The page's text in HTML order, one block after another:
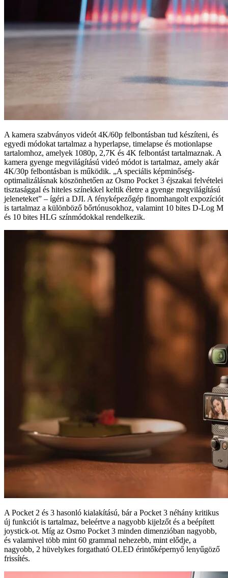
A kamera szabványos videót 4K/60p felbontásban tud készíteni, és
egyedi módokat tartalmaz a hyperlapse, timelapse és motionlapse
tartalomhoz, amelyek 1080p, 2,7K és 4K felbontást tartalmaznak. A
kamera gyenge megvilágítású videó módot is tartalmaz, amely akár
4K/30p felbontásban is működik. „A speciális képminőség-
optimalizálásnak köszönhetően az Osmo Pocket 3 éjszakai felvételei
tisztasággal és hiteles színekkel keltik életre a gyenge megvilágítású
jeleneteket” – ígéri a DJI. A fényképezőgép finomhangolt expozíciót
is tartalmaz a különböző bőrtónusokhoz, valamint 10 bites D-Log M
és 10 bites HLG színmódokkal rendelkezik.
A Pocket 2 és 3 hasonló kialakítású, bár a Pocket 3 néhány kritikus
új funkciót is tartalmaz, beleértve a nagyobb kijelzőt és a beépített
joystick-ot. Míg az Osmo Pocket 3 minden dimenzióban nagyobb,
és valamivel több mint 60 grammal nehezebb, mint elődje, a
nagyobb, 2 hüvelykes forgatható OLED érintőképernyő lenyűgöző
frissítés.